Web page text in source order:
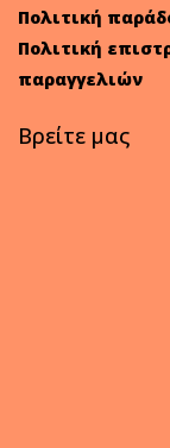
Πολιτική
Πολιτική
παραγγελιών
Βρείτε μας